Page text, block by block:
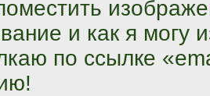
и как я могу
по ссылке